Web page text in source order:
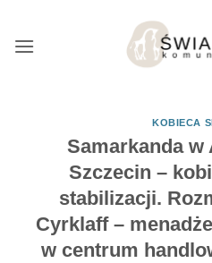
treści
KOBIECA
Samarkanda w
Szczecin –
stabilizacji.
Cyrklaff –
w centrum